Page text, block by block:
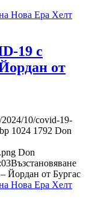
Нова Ера Хелт
19 с
от
2024/10/covid-19-
1024 1792 Don
Don
Възстановяване
Йордан от Бургас
Нова Ера Хелт